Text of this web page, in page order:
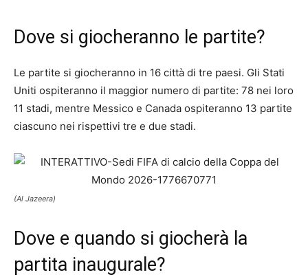
Dove si giocheranno le partite?
Le partite si giocheranno in 16 città di tre paesi. Gli Stati
Uniti ospiteranno il maggior numero di partite: 78 nei loro
11 stadi, mentre Messico e Canada ospiteranno 13 partite
ciascuno nei rispettivi tre e due stadi.
(Al Jazeera)
Dove e quando si giocherà la
partita inaugurale?